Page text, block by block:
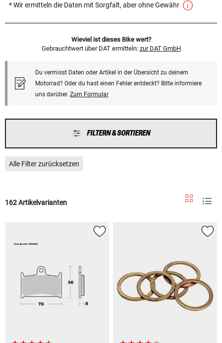
* Wir ermitteln die Daten mit Sorgfalt, aber ohne Gewähr
Wieviel ist dieses Bike wert?
Gebrauchtwert über DAT ermitteln: zur DAT GmbH
Du vermisst Daten oder Artikel in der Übersicht zu deinem
Motorrad? Oder du hast einen Fehler entdeckt? Bitte informiere
uns darüber. Zum Formular
FILTERN & SORTIEREN
Alle Filter zurücksetzen
162 Artikelvarianten